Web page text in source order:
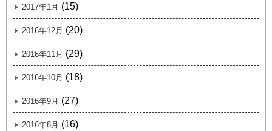
2017年1月 (15)
2016年12月 (20)
2016年11月 (29)
2016年10月 (18)
2016年9月 (27)
2016年8月 (16)